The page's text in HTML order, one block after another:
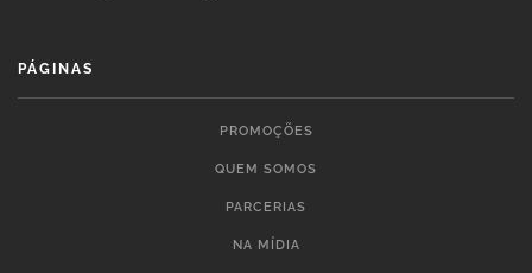
PÁGINAS
PROMOÇÕES
QUEM SOMOS
PARCERIAS
NA MÍDIA